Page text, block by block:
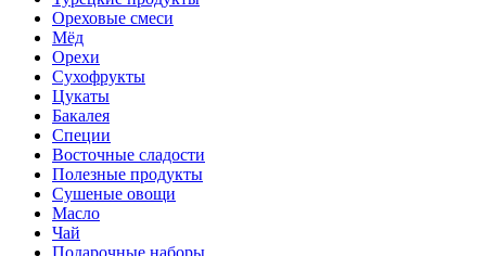
Ореховые смеси
Мёд
Орехи
Сухофрукты
Цукаты
Бакалея
Специи
Восточные сладости
Полезные продукты
Сушеные овощи
Масло
Чай
Подарочные наборы